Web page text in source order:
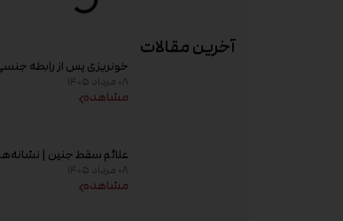
آخرین مقالات
خونریزی پس از رابطه
بارداری؛ علت و زمان
۰۸ مرداد ۱۴۰۵
مشاهده
علائم سقط جنین |
علت خونریزی، عوامل خطر
مراجعه به پزشک
۰۸ مرداد ۱۴۰۵
مشاهده